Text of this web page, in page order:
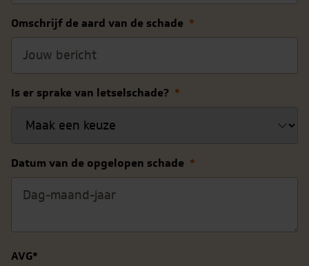
Omschrijf de aard van de schade *
Is er sprake van letselschade? *
Datum van de opgelopen schade *
AVG*